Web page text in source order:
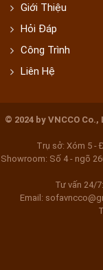
Giới Thiệu
Hỏi Đáp
Công Trình
Liên Hệ
© 2024 by VNCCO Co.,
Trụ sở: Xóm 5 -
Showroom: Số 4 - ngõ
Tư vấn 24/
Email: